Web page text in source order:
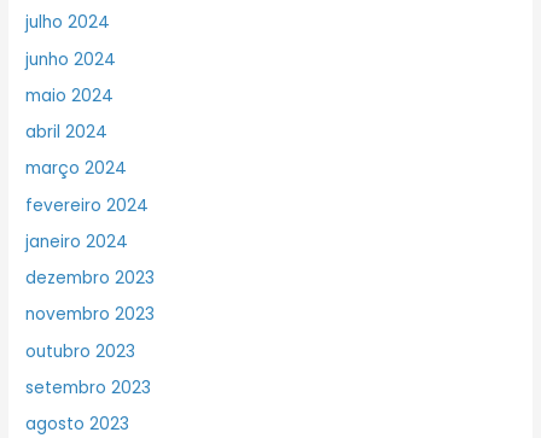
julho 2024
junho 2024
maio 2024
abril 2024
março 2024
fevereiro 2024
janeiro 2024
dezembro 2023
novembro 2023
outubro 2023
setembro 2023
agosto 2023